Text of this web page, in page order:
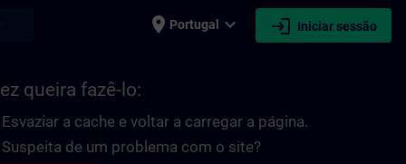
place Portugal expand_more login Iniciar sessão
queira fazê-lo:
Esvaziar a cache e voltar a carregar a página.
Suspeita de um problema com o site?